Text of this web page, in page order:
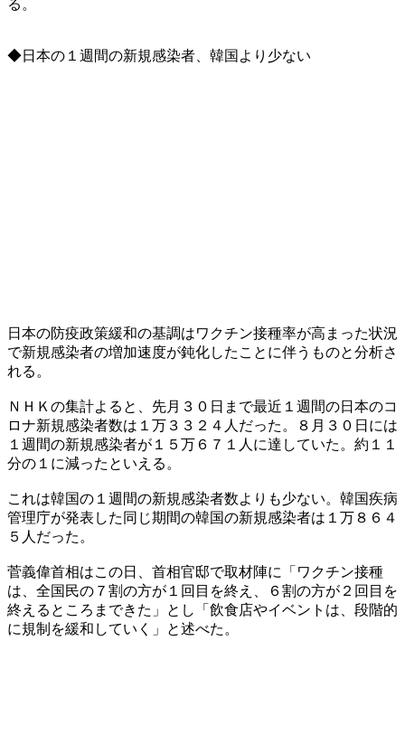
る。
◆日本の１週間の新規感染者、韓国より少ない
日本の防疫政策緩和の基調はワクチン接種率が高まった状況
で新規感染者の増加速度が鈍化したことに伴うものと分析さ
れる。
ＮＨＫの集計よると、先月３０日まで最近１週間の日本のコ
ロナ新規感染者数は１万３３２４人だった。８月３０日には
１週間の新規感染者が１５万６７１人に達していた。約１１
分の１に減ったといえる。
これは韓国の１週間の新規感染者数よりも少ない。韓国疾病
管理庁が発表した同じ期間の韓国の新規感染者は１万８６４
５人だった。
菅義偉首相はこの日、首相官邸で取材陣に「ワクチン接種
は、全国民の７割の方が１回目を終え、６割の方が２回目を
終えるところまできた」とし「飲食店やイベントは、段階的
に規制を緩和していく」と述べた。